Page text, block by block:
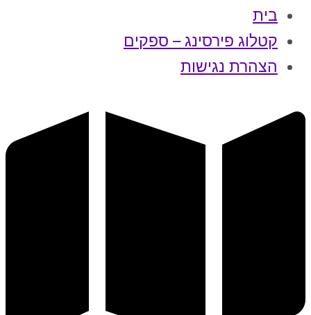
בית
קטלוג פירסינג – ספקים
הצהרת נגישות